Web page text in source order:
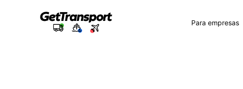
Para empresas